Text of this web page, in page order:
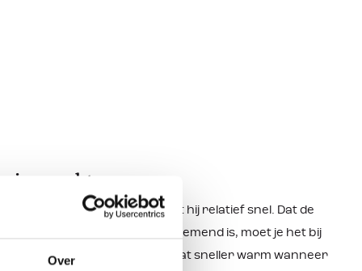
Over
ingepakt
licht van gewicht en droogt hij relatief snel. Dat de
waar het doek ook ademend is, moet je het bij
wordt een polyester tent wat sneller warm wanneer